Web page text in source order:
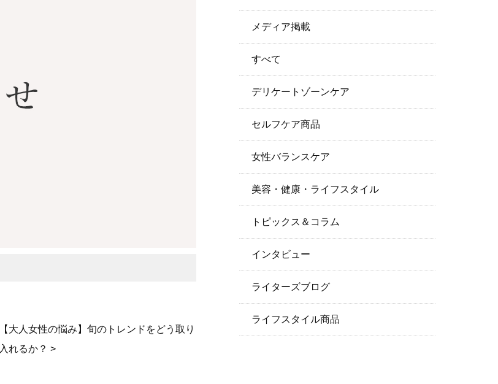
【大人女性の悩み】旬のトレンドをどう取り
入れるか？ >
メディア掲載
すべて
デリケートゾーンケア
セルフケア商品
女性バランスケア
美容・健康・ライフスタイル
トピックス＆コラム
インタビュー
ライターズブログ
ライフスタイル商品